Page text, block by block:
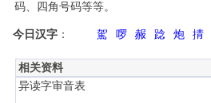
码、四角号码等等。
今日汉字 ： 駕 啰 赧 踗 炮 掅
相关资料
异读字审音表